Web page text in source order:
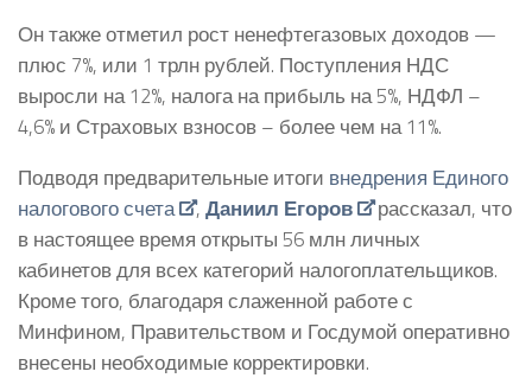
Он также отметил рост ненефтегазовых доходов —
плюс 7%, или 1 трлн рублей. Поступления НДС
выросли на 12%, налога на прибыль на 5%, НДФЛ –
4,6% и Страховых взносов – более чем на 11%.
Подводя предварительные итоги внедрения Единого
налогового счета
, Даниил Егоров
рассказал, что
в настоящее время открыты 56 млн личных
кабинетов для всех категорий налогоплательщиков.
Кроме того, благодаря слаженной работе с
Минфином, Правительством и Госдумой оперативно
внесены необходимые корректировки.